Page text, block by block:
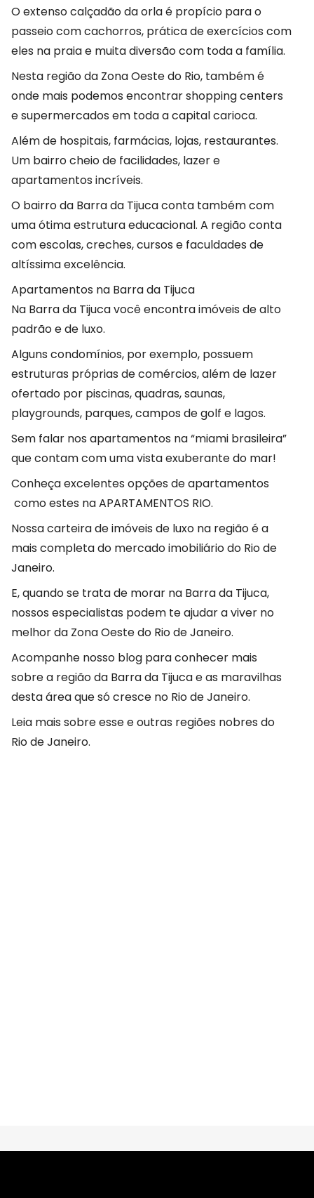
O extenso calçadão da orla é propício para o
passeio com cachorros, prática de exercícios com
eles na praia e muita diversão com toda a família.
Nesta região da Zona Oeste do Rio, também é
onde mais podemos encontrar shopping centers
e supermercados em toda a capital carioca.
Além de hospitais, farmácias, lojas, restaurantes.
Um bairro cheio de facilidades, lazer e
apartamentos incríveis.
O bairro da Barra da Tijuca conta também com
uma ótima estrutura educacional. A região conta
com escolas, creches, cursos e faculdades de
altíssima excelência.
Apartamentos na Barra da Tijuca
Na Barra da Tijuca você encontra imóveis de alto
padrão e de luxo.
Alguns condomínios, por exemplo, possuem
estruturas próprias de comércios, além de lazer
ofertado por piscinas, quadras, saunas,
playgrounds, parques, campos de golf e lagos.
Sem falar nos apartamentos na “miami brasileira”
que contam com uma vista exuberante do mar!
Conheça excelentes opções de apartamentos
como estes na APARTAMENTOS RIO.
Nossa carteira de imóveis de luxo na região é a
mais completa do mercado imobiliário do Rio de
Janeiro.
E, quando se trata de morar na Barra da Tijuca,
nossos especialistas podem te ajudar a viver no
melhor da Zona Oeste do Rio de Janeiro.
Acompanhe nosso blog para conhecer mais
sobre a região da Barra da Tijuca e as maravilhas
desta área que só cresce no Rio de Janeiro.
Leia mais sobre esse e outras regiões nobres do
Rio de Janeiro.